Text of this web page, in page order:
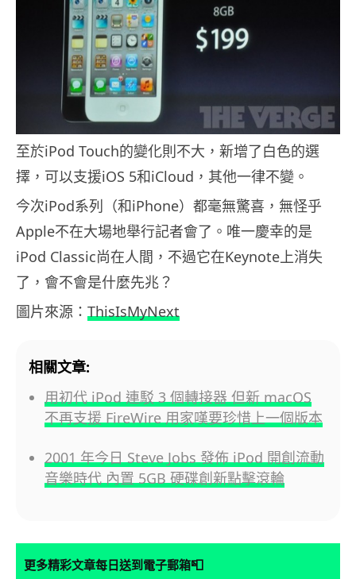
至於iPod Touch的變化則不大，新增了白色的選
擇，可以支援iOS 5和iCloud，其他一律不變。
今次iPod系列（和iPhone）都毫無驚喜，無怪乎
Apple不在大場地舉行記者會了。唯一慶幸的是
iPod Classic尚在人間，不過它在Keynote上消失
了，會不會是什麼先兆？
圖片來源： ThisIsMyNext
相關文章:
用初代 iPod 連駁 3 個轉接器 但新 macOS
不再支援 FireWire 用家嘆要珍惜上一個版本
2001 年今日 Steve Jobs 發佈 iPod 開創流動
音樂時代 內置 5GB 硬碟創新點擊滾輪
更多精彩文章每日送到電子郵箱📮